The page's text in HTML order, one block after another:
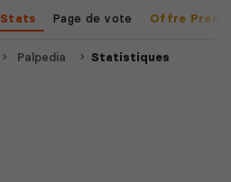
Stats Page de vote Offre
Palpedia Statistiques